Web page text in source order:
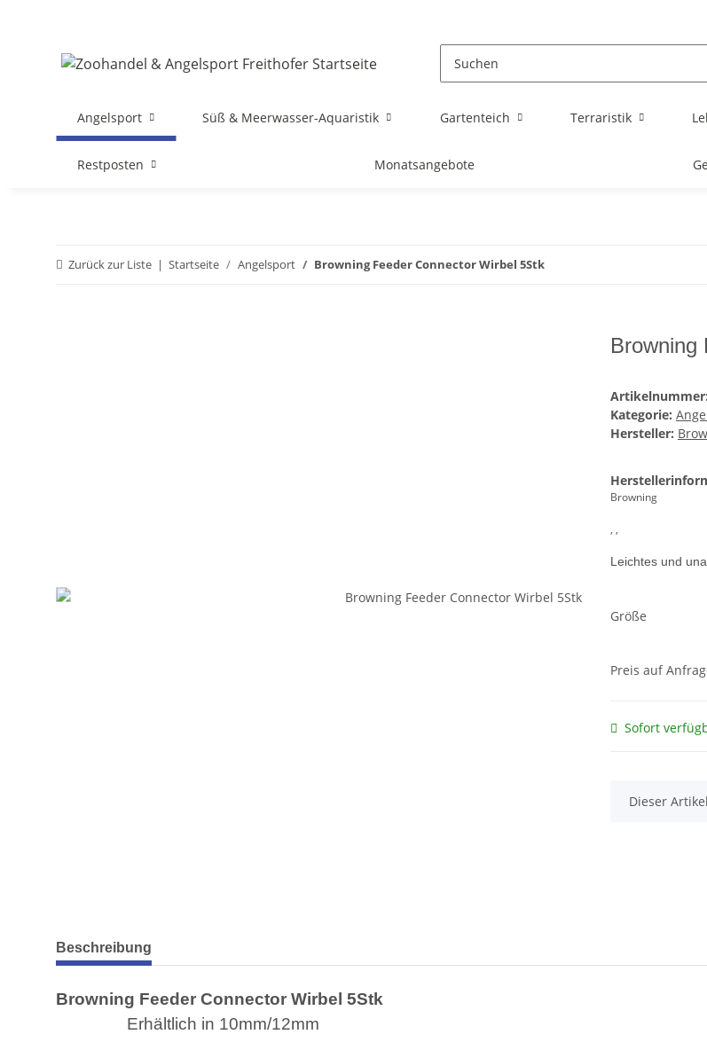
Angelsport Süß & Meerwasser-Aquaristik Gartenteich Terraristik
Restposten Monatsangebote
Zurück zur Liste Startseite Angelsport Browning Feeder Connector Wirbel 5Stk
Browning
Artikelnummer:
Kategorie:
Hersteller:
Browning
, ,
Leichtes und
Größe
Preis auf
Sofort
x
Dieser
weitere Registerkarten anzeigen
Beschreibung
Browning Feeder Connector Wirbel 5Stk
Erhältlich in 10mm/12mm